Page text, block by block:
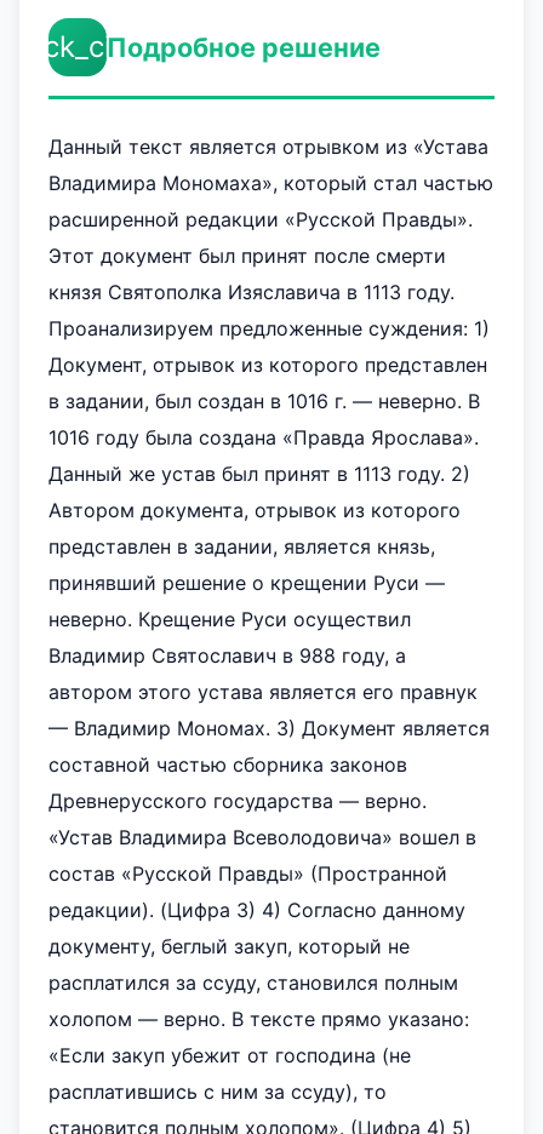
Подробное решение
Данный текст является отрывком из «Устава
Владимира Мономаха», который стал частью
расширенной редакции «Русской Правды».
Этот документ был принят после смерти
князя Святополка Изяславича в 1113 году.
Проанализируем предложенные суждения: 1)
Документ, отрывок из которого представлен
в задании, был создан в 1016 г. — неверно. В
1016 году была создана «Правда Ярослава».
Данный же устав был принят в 1113 году. 2)
Автором документа, отрывок из которого
представлен в задании, является князь,
принявший решение о крещении Руси —
неверно. Крещение Руси осуществил
Владимир Святославич в 988 году, а
автором этого устава является его правнук
— Владимир Мономах. 3) Документ является
составной частью сборника законов
Древнерусского государства — верно.
«Устав Владимира Всеволодовича» вошел в
состав «Русской Правды» (Пространной
редакции). (Цифра 3) 4) Согласно данному
документу, беглый закуп, который не
расплатился за ссуду, становился полным
холопом — верно. В тексте прямо указано:
«Если закуп убежит от господина (не
расплатившись с ним за ссуду), то
становится полным холопом». (Цифра 4) 5)